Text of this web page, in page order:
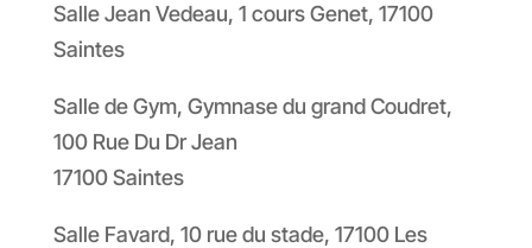
Salle Jean Vedeau, 1 cours Genet, 17100
Saintes
Salle de Gym, Gymnase du grand Coudret,
100 Rue Du Dr Jean
17100 Saintes
Salle Favard, 10 rue du stade, 17100 Les